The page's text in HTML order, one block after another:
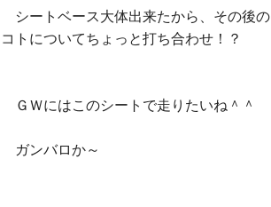
シートベース大体出来たから、その後の
コトについてちょっと打ち合わせ！？
ＧＷにはこのシートで走りたいね＾＾
ガンバロか～